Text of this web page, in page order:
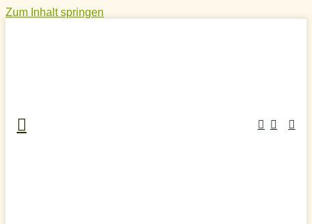
Zum Inhalt springen